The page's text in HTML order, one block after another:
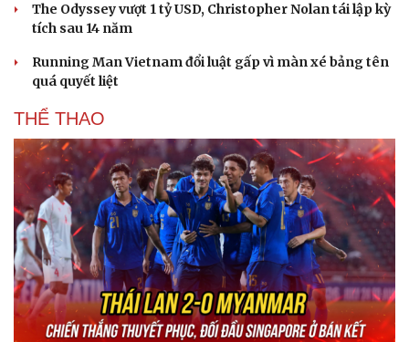
The Odyssey vượt 1 tỷ USD, Christopher Nolan tái lập kỳ
tích sau 14 năm
Running Man Vietnam đổi luật gấp vì màn xé bảng tên
quá quyết liệt
THỂ THAO